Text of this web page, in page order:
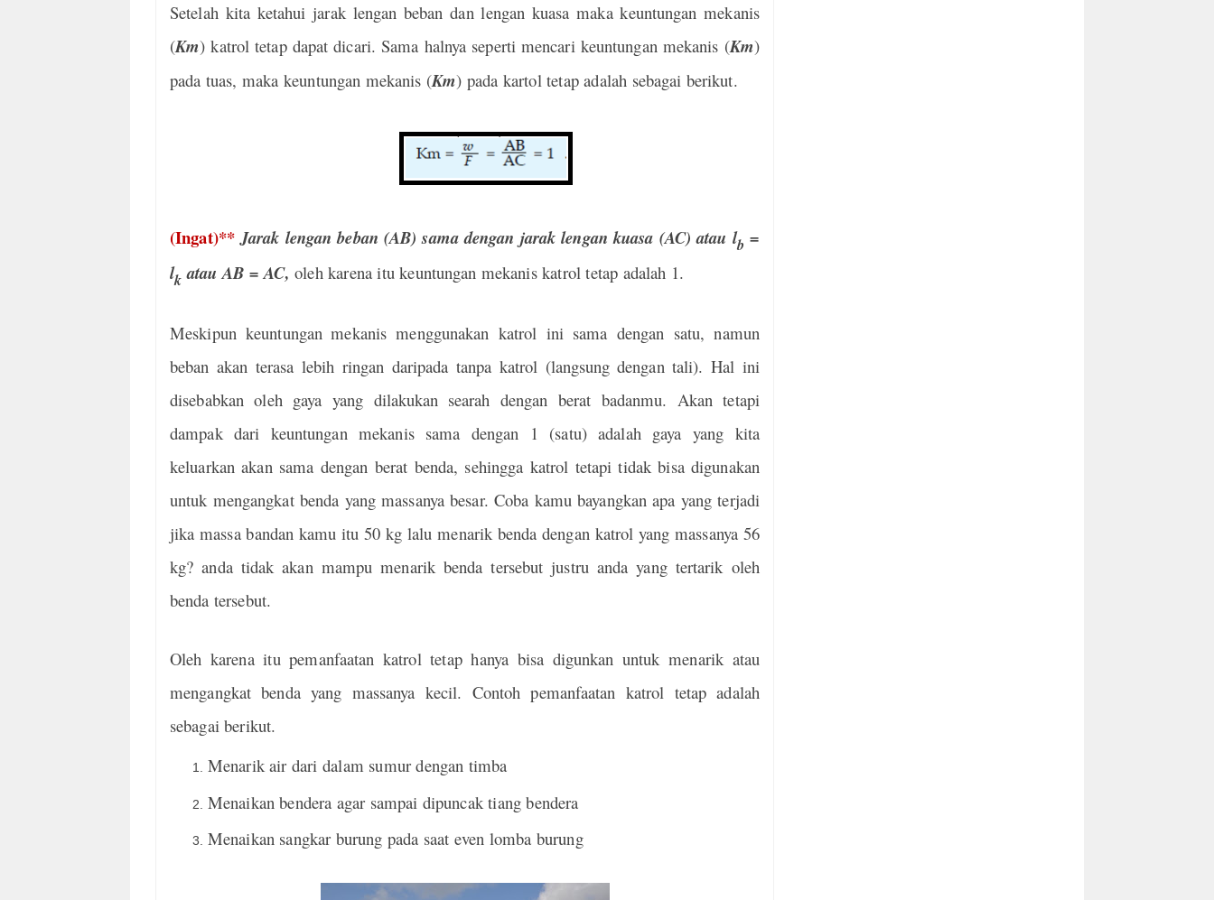
Setelah kita ketahui jarak lengan beban dan lengan kuasa maka keuntungan mekanis
(Km) katrol tetap dapat dicari. Sama halnya seperti mencari keuntungan mekanis (Km)
pada tuas, maka keuntungan mekanis (Km) pada kartol tetap adalah sebagai berikut.
(Ingat)** Jarak lengan beban (AB) sama dengan jarak lengan kuasa (AC) atau lb =
lk atau AB = AC,oleh karena itu keuntungan mekanis katrol tetap adalah 1.
Meskipun keuntungan mekanis menggunakan katrol ini sama dengan satu, namun
beban akan terasa lebih ringan daripada tanpa katrol (langsung dengan tali). Hal ini
disebabkan oleh gaya yang dilakukan searah dengan berat badanmu. Akan tetapi
dampak dari keuntungan mekanis sama dengan 1 (satu) adalah gaya yang kita
keluarkan akan sama dengan berat benda, sehingga katrol tetapi tidak bisa digunakan
untuk mengangkat benda yang massanya besar. Coba kamu bayangkan apa yang terjadi
jika massa bandan kamu itu 50 kg lalu menarik benda dengan katrol yang massanya 56
kg? anda tidak akan mampu menarik benda tersebut justru anda yang tertarik oleh
benda tersebut.
Oleh karena itu pemanfaatan katrol tetap hanya bisa digunkan untuk menarik atau
mengangkat benda yang massanya kecil. Contoh pemanfaatan katrol tetap adalah
sebagai berikut.
Menarik air dari dalam sumur dengan timba
Menaikan bendera agar sampai dipuncak tiang bendera
Menaikan sangkar burung pada saat even lomba burung